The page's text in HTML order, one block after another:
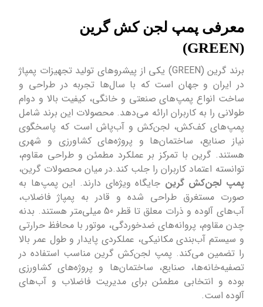
معرفی پمپ لجن کش گرین
(GREEN)
برند گرین (GREEN) یکی از پیشروهای تولید تجهیزات پمپاژ
در ایران و جهان است که با سال‌ها تجربه در طراحی و
ساخت انواع پمپ‌های صنعتی و خانگی، کیفیت بالا و دوام
طولانی را به کاربران ارائه می‌دهد. محصولات این برند شامل
پمپ‌های کف‌کش، لجن‌کش و آب‌پاش است که پاسخگوی
نیاز صنایع، ساختمان‌ها و پروژه‌های کشاورزی و شهری
هستند. گرین با تمرکز بر عملکرد مطمئن و طراحی مقاوم،
توانسته اعتماد کاربران را جلب کند.در میان محصولات گرین،
پمپ‌ لجن‌کش گرین جایگاه ویژه‌ای دارند. این پمپ‌ها به
صورت مستغرق طراحی شده و قادر به پمپاژ فاضلاب،
آب‌های آلوده و ذرات معلق تا قطر 50 میلی‌متر هستند. بدنه
چدن مقاوم، پروانه‌های ضدخوردگی، موتور با محافظ حرارتی
و سیستم آب‌بندی مکانیکی، عملکردی پایدار و طول عمر بالا
را تضمین می‌کند. پمپ لجن‌کش گرین مناسب استفاده در
تصفیه‌خانه‌ها، صنایع، ساختمان‌ها و پروژه‌های کشاورزی
بوده و انتخابی مطمئن برای مدیریت فاضلاب و آب‌های
آلوده است.